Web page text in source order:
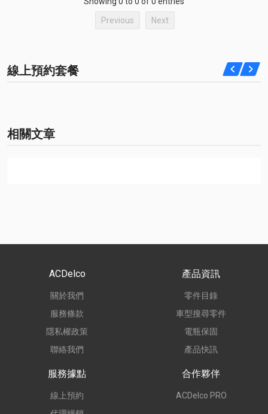
Previous Next
線上預約套餐
相關文章
ACDelco
關於我們
服務條款
隱私權政策
聯絡我們
產品資訊
零件目錄
車型搜尋零件
電瓶保固
產品快訊
服務據點
線上預約
合作夥伴
ACDelco PRO